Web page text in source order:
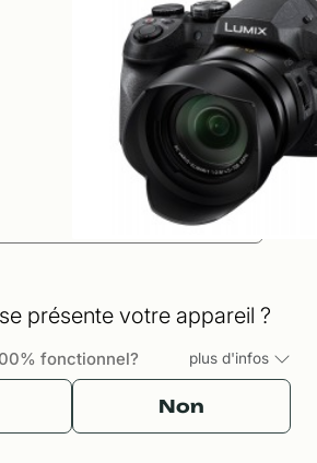
présente votre appareil ?
fonctionnel? plus d'infos
Non